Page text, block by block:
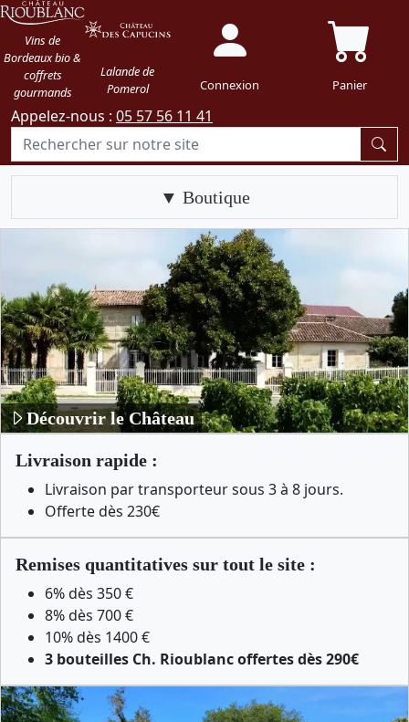
Vins de
Bordeaux bio &
coffrets
gourmands
Lalande de
Pomerol
Connexion Panier
Appelez-nous : 05 57 56 11 41
Boutique
Découvrir le Château
Livraison rapide :
Livraison par transporteur sous 3 à 8 jours.
Offerte dès 230€
Remises quantitatives sur tout le site :
6% dès 350 €
8% dès 700 €
10% dès 1400 €
3 bouteilles Ch. Rioublanc offertes dès 290€